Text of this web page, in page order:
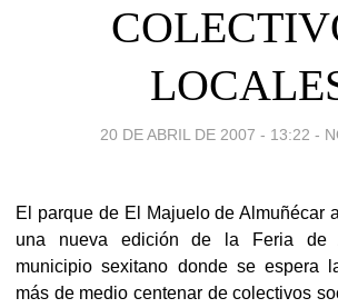
20 DE ABRIL DE 2007 - 13:22 -
El parque de El Majuelo de Almuñécar
una nueva edición de la Feria de
municipio sexitano donde se espera
más de medio centenar de colectivos